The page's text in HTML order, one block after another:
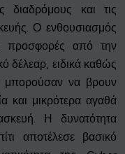
διαδρόμους και τις
Ο ενθουσιασμός
προσφορές από την
δέλεαρ, ειδικά καθώς
μπορούσαν να βρουν
και μικρότερα αγαθά
Η δυνατότητα
αποτέλεσε βασικό